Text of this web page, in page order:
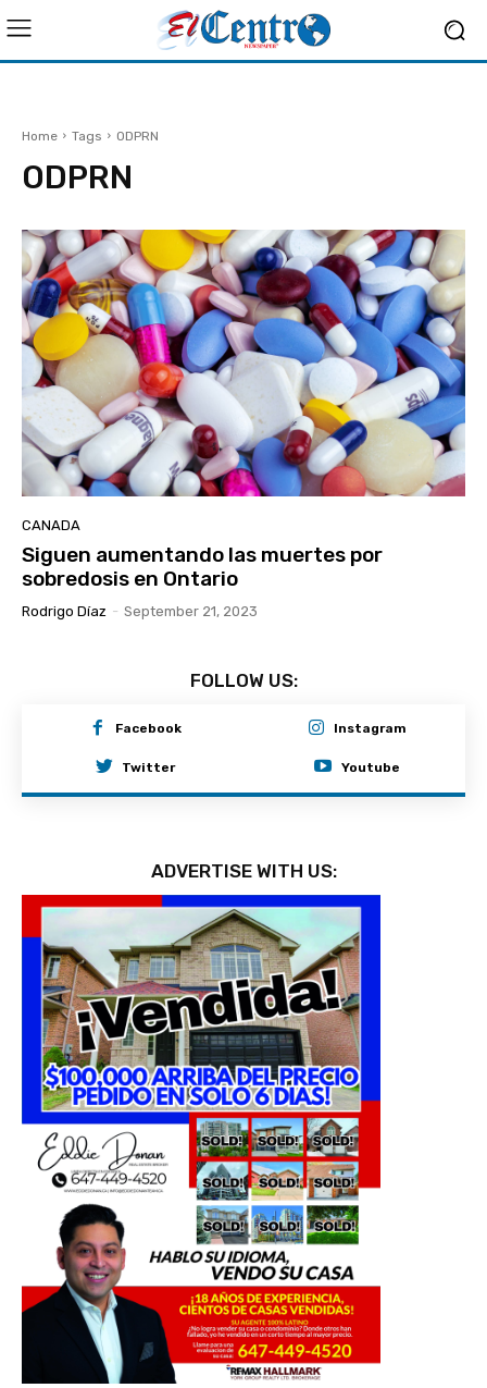
Home Tags ODPRN
ODPRN
CANADA
Siguen aumentando las muertes por
sobredosis en Ontario
Rodrigo Díaz - September 21, 2023
FOLLOW US:
Facebook Instagram
Twitter Youtube
ADVERTISE WITH US: